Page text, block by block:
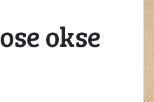
okse